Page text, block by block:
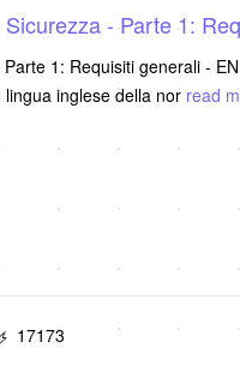
- Parte 1:
1: Requisiti generali -
inglese della nor read
17173